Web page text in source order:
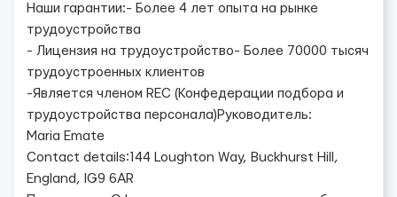
Наши гарантии:- Более 4 лет опыта на рынке
трудоустройства
- Лицензия на трудоустройство- Более 70000 тысяч
трудоустроенных клиентов
-Является членом REC (Конфедерации подбора и
трудоустройства персонала)Руководитель:
Maria Emate
Contact details:144 Loughton Way, Buckhurst Hill,
England, IG9 6AR